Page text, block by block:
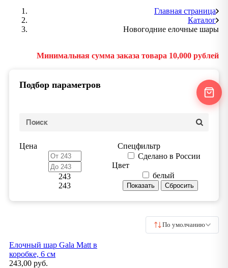
Главная страница
Каталог
Новогодние елочные шары
Минимальная сумма заказа товара 10,000 рублей
Подбор параметров
Цена
243
243
Спецфильтр
Сделано в России
Цвет
белый
По умолчанию
Елочный шар Gala Matt в
коробке, 6 см
243,00 руб.